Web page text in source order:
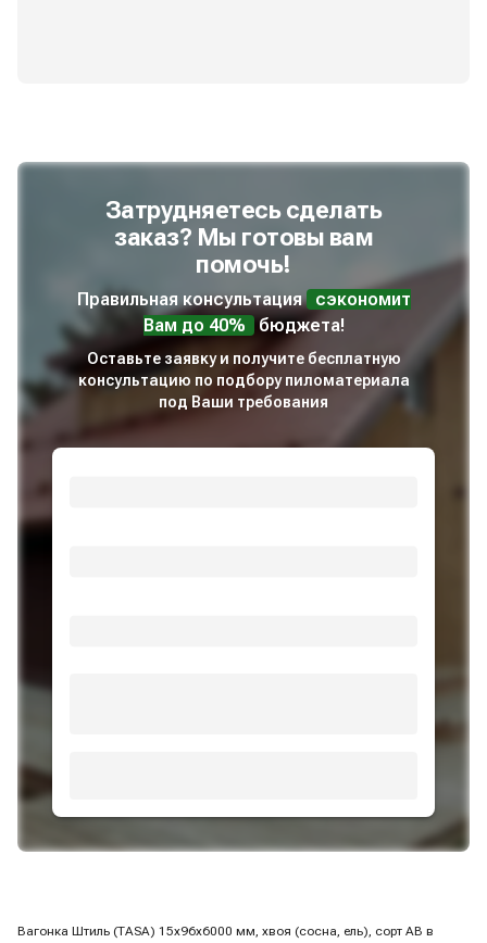
Затрудняетесь сделать
заказ? Мы готовы вам
помочь!
Правильная консультация
сэкономит
Вам до 40%
бюджета!
Оставьте заявку и получите бесплатную
консультацию по подбору пиломатериала
под Ваши требования
Вагонка Штиль (TASA) 15х96х6000 мм, хвоя (сосна, ель), сорт AB в